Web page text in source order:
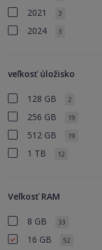
2021 3
2024 3
veľkosť úložisko
128 GB 2
256 GB 19
512 GB 19
1 TB 12
Veľkosť RAM
8 GB 33
16 GB 52